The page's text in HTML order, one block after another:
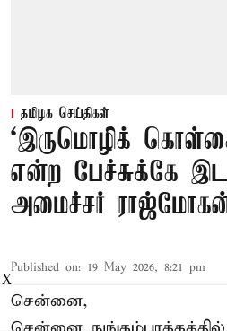
தமிழக செய்திகள்
‘இருமொழிக்
என்ற பேச்சுக்கே
அமைச்சர்
Published on: 19 May 2026, 8:21 pm
சென்னை,
X